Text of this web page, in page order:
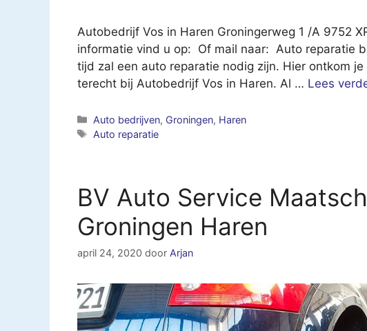
Autobedrijf Vos in Haren Groningerweg 1 /A 9752
informatie vind u op: Of mail naar: Auto reparatie
tijd zal een auto reparatie nodig zijn. Hier ontkom
terecht bij Autobedrijf Vos in Haren. Al … Lees
Categorieën
Auto bedrijven, Groningen, Haren
Tags
Auto reparatie
BV Auto Service
Groningen Haren
april 24, 2020 door Arjan